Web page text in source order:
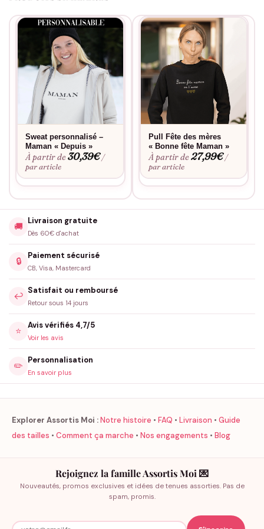
Sweat personnalisé –
Maman « Depuis »
À partir de30,39€ /
par article
Pull Fête des mères
« Bonne fête Maman »
À partir de27,99€ /
par article
🚚
Livraison gratuite
Dès 60€ d'achat
🔒
Paiement sécurisé
CB, Visa, Mastercard
↩️
Satisfait ou remboursé
Retour sous 14 jours
⭐
Avis vérifiés 4,7/5
Voir les avis
✏️
Personnalisation
En savoir plus
Explorer Assortis Moi :Notre histoire • FAQ • Livraison • Guide
des tailles • Comment ça marche • Nos engagements • Blog
Rejoignez la famille Assortis Moi 💌
Nouveautés, promos exclusives et idées de tenues assorties. Pas de
spam, promis.